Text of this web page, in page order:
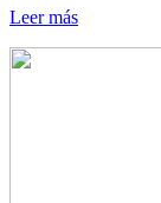
Leer más